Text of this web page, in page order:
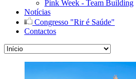
Pink Week - Team Building
Notícias
Congresso "Rir é Saúde"
Contactos